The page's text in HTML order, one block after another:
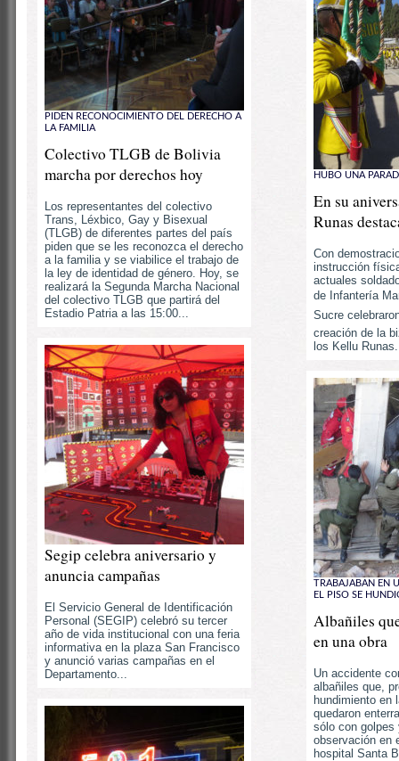
PIDEN RECONOCIMIENTO DEL DERECHO A
LA FAMILIA
Colectivo TLGB de Bolivia
marcha por derechos hoy
Los representantes del colectivo
Trans, Léxbico, Gay y Bisexual
(TLGB) de diferentes partes del país
piden que se les reconozca el derecho
a la familia y se viabilice el trabajo de
la ley de identidad de género. Hoy, se
realizará la Segunda Marcha Nacional
del colectivo TLGB que partirá del
Estadio Patria a las 15:00...
Segip celebra aniversario y
anuncia campañas
El Servicio General de Identificación
Personal (SEGIP) celebró su tercer
año de vida institucional con una feria
informativa en la plaza San Francisco
y anunció varias campañas en el
Departamento...
HUBO UNA
En su
Runas
Con
instrucción
actuales
de Infantería
Sucre
creación de la
los Kellu
TRABAJABAN EN
EL PISO SE
Albañiles
en una obra
Un accidente
albañiles que,
hundimiento en
quedaron
sólo con golpes
observación en
hospital Santa